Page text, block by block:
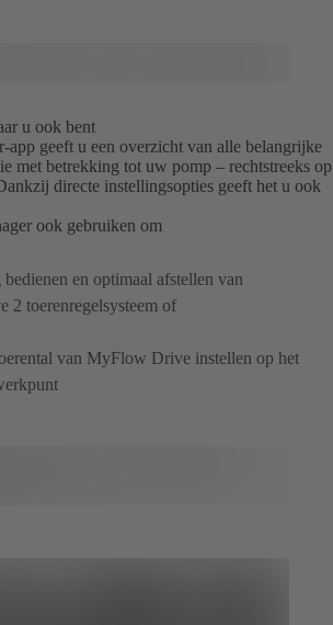
u ook bent
geeft u een overzicht van alle belangrijke
met betrekking tot uw pomp – rechtstreeks op
directe instellingsopties geeft het u ook
ook gebruiken om
en optimaal afstellen van
2 toerenregelsysteem of
van MyFlow Drive instellen op het